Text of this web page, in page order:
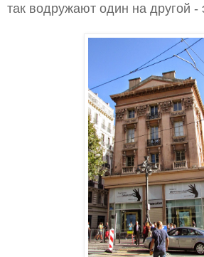
так водружают один на другой -